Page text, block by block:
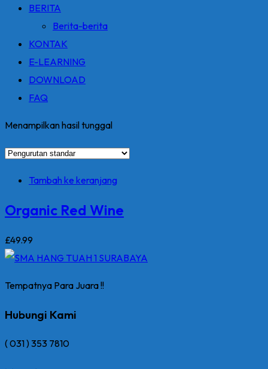
BERITA
Berita-berita
KONTAK
E-LEARNING
DOWNLOAD
FAQ
Menampilkan hasil tunggal
Tambah ke keranjang
Organic Red Wine
£49.99
Tempatnya Para Juara !!
Hubungi Kami
( 031 ) 353 7810